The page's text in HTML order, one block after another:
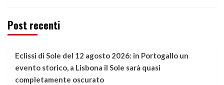
Post recenti
Eclissi di Sole del 12 agosto 2026: in Portogallo un
evento storico, a Lisbona il Sole sarà quasi
completamente oscurato